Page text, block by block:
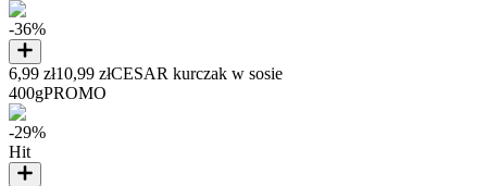
-36%
6,99 zł10,99 złCESAR kurczak w sosie
400gPROMO
-29%
Hit